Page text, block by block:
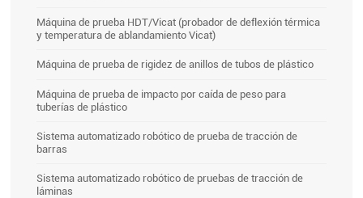
Máquina de prueba HDT/Vicat (probador de deflexión térmica
y temperatura de ablandamiento Vicat)
Máquina de prueba de rigidez de anillos de tubos de plástico
Máquina de prueba de impacto por caída de peso para
tuberías de plástico
Sistema automatizado robótico de prueba de tracción de
barras
Sistema automatizado robótico de pruebas de tracción de
láminas